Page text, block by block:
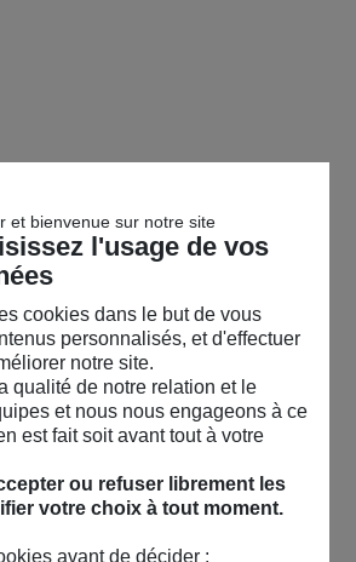
et bienvenue sur notre site
l'usage de vos
cookies dans le but de vous
personnalisés, et d'effectuer
notre site.
qualité de notre relation et le
et nous nous engageons à ce
est fait soit avant tout à votre
ou refuser librement les
votre choix à tout moment.
avant de décider :